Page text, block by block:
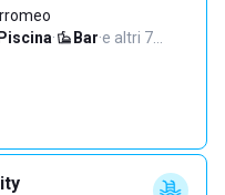
Piscina· Bar·e altri 7…